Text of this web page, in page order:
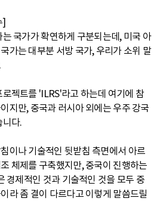
]
국가가 확연하게 구분되는데, 미국 아
가는 대부분 서방 국가, 우리가 소위 말
젝트를 'ILRS'라고 하는데 여기에 참
지만, 중국과 러시아 외에는 우주 강국
니다.
이나 기술적인 뒷받침 측면에서 아르
체제를 구축했지만, 중국이 진행하는
경제적인 것과 기술적인 것을 모두 중
라 좀 결이 다르다고 이렇게 말씀드릴